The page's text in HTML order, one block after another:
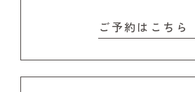
ご予約はこちら